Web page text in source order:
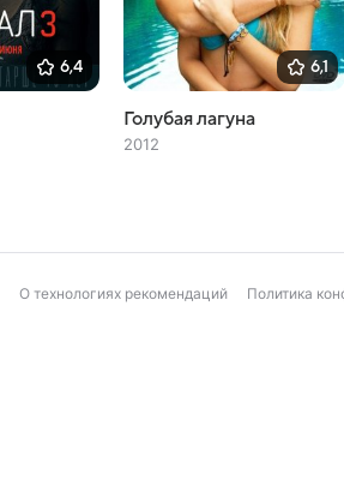
6,4 6,1
Голубая лагуна
2012
О технологиях рекомендаций Политика